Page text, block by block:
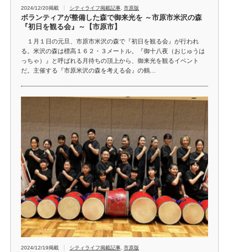
2024/12/20掲載 シティライフ掲載記事 市原版
ボランティアが整備した森で御来光を ～市原市米沢の森
『初日を観る会』～【市原市】
１月１日の元旦、市原市米沢の森で『初日を観る会』が行われ
る。米沢の森は標高１６２・３メートル。『御十八夜（おじゅうは
っちゃ）』と呼ばれる月待ちの頂上から、御来光を観るイベント
だ。主催する『市原米沢の森を考える会』の鶴…
2024/12/19掲載 シティライフ掲載記事 市原版